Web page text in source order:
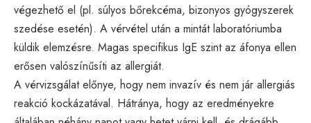
végezhető el (pl. súlyos bőrekcéma, bizonyos gyógyszerek
szedése esetén). A vérvétel után a mintát laboratóriumba
küldik elemzésre. Magas specifikus IgE szint az áfonya ellen
erősen valószínűsíti az allergiát.
A vérvizsgálat előnye, hogy nem invazív és nem jár allergiás
reakció kockázatával. Hátránya, hogy az eredményekre